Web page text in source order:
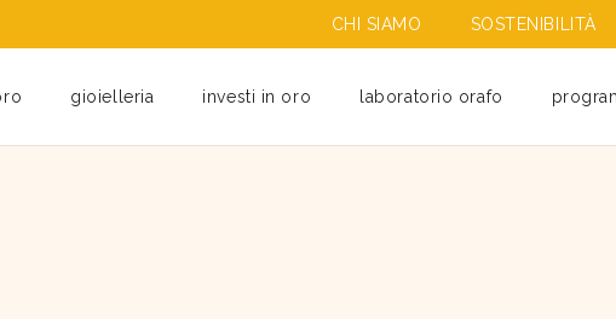
CHI SIAMO SOSTENIBILITÀ
gioielleria investi in oro laboratorio orafo